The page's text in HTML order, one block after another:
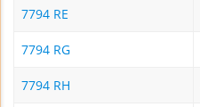
7794 RE
7794 RG
7794 RH